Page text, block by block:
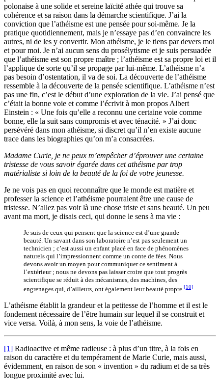
polonaise à une solide et sereine laïcité athée qui trouve sa
cohérence et sa raison dans la démarche scientifique. J’ai la
conviction que l’athéisme est une pensée pour soi-même. Je la
pratique quotidiennement, mais je n’essaye pas d’en convaincre les
autres, ni de les y convertir. Mon athéisme, je le tiens par devers moi
et pour moi. Je n’ai aucun sens du prosélytisme et je suis persuadée
que l’athéisme est son propre maître ; l’athéisme est sa propre loi et il
l’applique de sorte qu’il se propage par lui-même. L’athéisme n’a
pas besoin d’ostentation, il va de soi. La découverte de l’athéisme
ressemble à la découverte de la pensée scientifique. L’athéisme n’est
pas une fin, c’est le début d’une exploration de la vie. J’ai pensé que
c’était la bonne voie et comme l’écrivit à mon propos Albert
Einstein : « Une fois qu’elle a reconnu une certaine voie comme
bonne, elle la suit sans compromis et avec ténacité. » J’ai donc
persévéré dans mon athéisme, si discret qu’il n’en existe aucune
trace dans les biographies qu’on m’a consacrées.
Madame Curie, je ne peux m’empêcher d’éprouver une certaine
tristesse de vous savoir égarée dans cet athéisme par trop
matérialiste si loin de la beauté de la foi de votre jeunesse.
Je ne vois pas en quoi reconnaître que le monde est matière et
professer la science et l’athéisme pourraient être une cause de
tristesse. N’allez pas voir là une chose triste et sans beauté. Un peu
avant ma mort, je disais ceci, qui donne le sens à ma vie :
Je suis de ceux qui pensent que la science est d’une grande
beauté. Un savant dans son laboratoire n’est pas seulement un
technicien ; c’est aussi un enfant placé en face de phénomènes
naturels qui l’impressionnent comme un conte de fées. Nous
devons avoir un moyen pour communiquer ce sentiment à
l’extérieur ; nous ne devons pas laisser croire que tout progrès
scientifique se réduit à des mécanismes, des machines, des
engrenages qui, d’ailleurs, ont également leur beauté propre.[10]
L’athéisme établit la grandeur et la petitesse de l’homme et il est le
fondement nécessaire de l’être humain sur lequel il se construit et
vice versa. Voilà, à mon sens, la voie de l’athéisme.
[1] Radioactive et même radieuse : à plus d’un titre, à la fois en
raison du caractère et du tempérament de Marie Curie, mais aussi,
évidemment, en raison de son « invention » du radium et de sa très
longue proximité avec lui.